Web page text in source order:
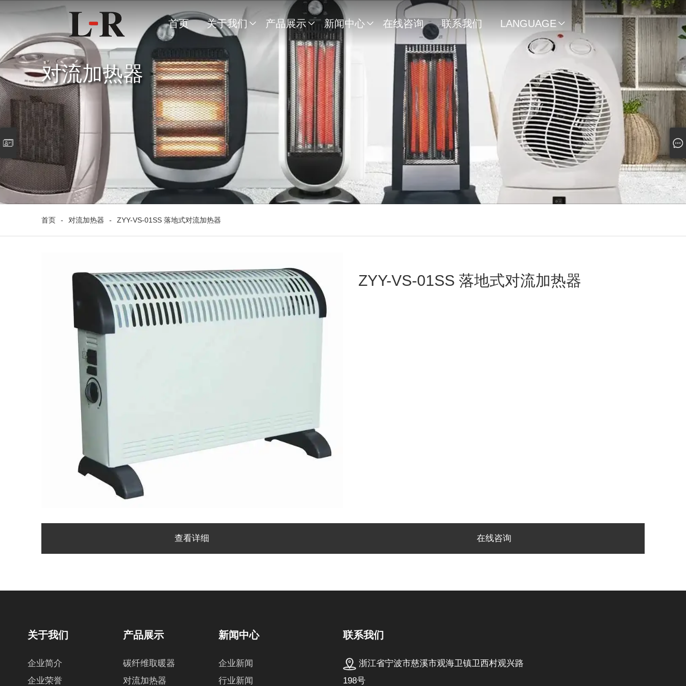
首页 关于我们  产品展示  新闻中心  在线咨询 联系我们 LANGUAGE 
对流加热器
首页 - 对流加热器 - ZYY-VS-01SS 落地式对流加热器
ZYY-VS-01SS 落地式对流加热器
查看详细 在线咨询
关于我们
企业简介
企业荣誉
产品展示
碳纤维取暖器
对流加热器
新闻中心
企业新闻
行业新闻
联系我们
浙江省宁波市慈溪市观海卫镇卫西村观兴路
198号